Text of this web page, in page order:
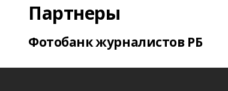
Партнеры
Фотобанк журналистов РБ